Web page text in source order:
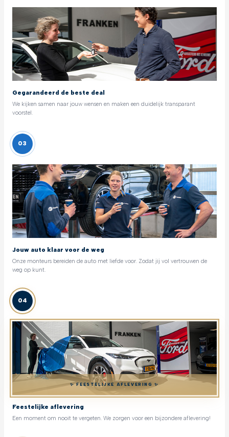
Gegarandeerd de beste deal
We kijken samen naar jouw wensen en maken een duidelijk transparant
voorstel.
03
Jouw auto klaar voor de weg
Onze monteurs bereiden de auto met liefde voor. Zodat jij vol vertrouwen de
weg op kunt.
04
✨ FEESTELIJKE AFLEVERING ✨
Feestelijke aflevering
Een moment om nooit te vergeten. We zorgen voor een bijzondere aflevering!